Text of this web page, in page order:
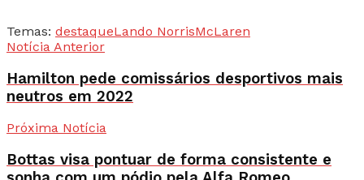
Temas: destaqueLando NorrisMcLaren
Notícia Anterior
Hamilton pede comissários desportivos mais
neutros em 2022
Próxima Notícia
Bottas visa pontuar de forma consistente e